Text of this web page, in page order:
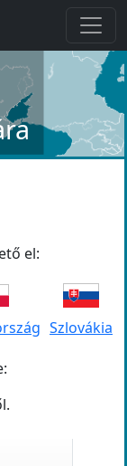
el:
Szlovákia